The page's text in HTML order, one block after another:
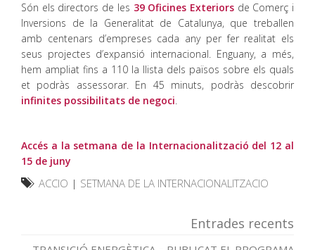
Són els directors de les 39 Oficines Exteriorsde Comerç i
Inversions de la Generalitat de Catalunya, que treballen
amb centenars d’empreses cada any per fer realitat els
seus projectes d’expansió internacional. Enguany, a més,
hem ampliat fins a 110 la llista dels països sobre els quals
et podràs assessorar. En 45 minuts, podràs descobrir
infinites possibilitats de negoci.
Accés a la setmana de la Internacionalització del 12 al
15 de juny
ACCIO | SETMANA DE LA INTERNACIONALITZACIO
Entrades recents